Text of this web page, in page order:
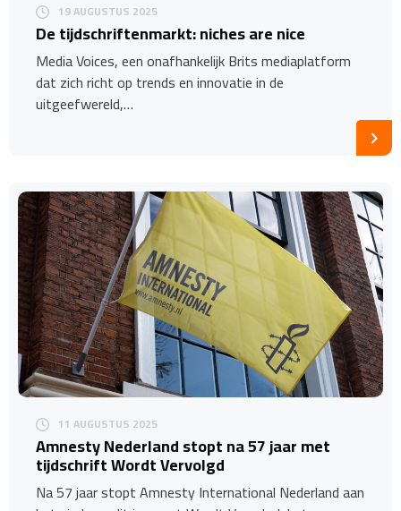
19 AUGUSTUS 2025
De tijdschriftenmarkt: niches are nice
Media Voices, een onafhankelijk Brits mediaplatform
dat zich richt op trends en innovatie in de
uitgeefwereld,…
11 AUGUSTUS 2025
Amnesty Nederland stopt na 57 jaar met
tijdschrift Wordt Vervolgd
Na 57 jaar stopt Amnesty International Nederland aan